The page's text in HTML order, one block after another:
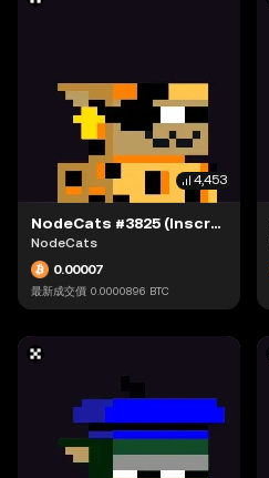
4,453
NodeCats #3825 (Inscription #63942335)
NodeCats
0.00007
最新成交價 0.0000896 BTC